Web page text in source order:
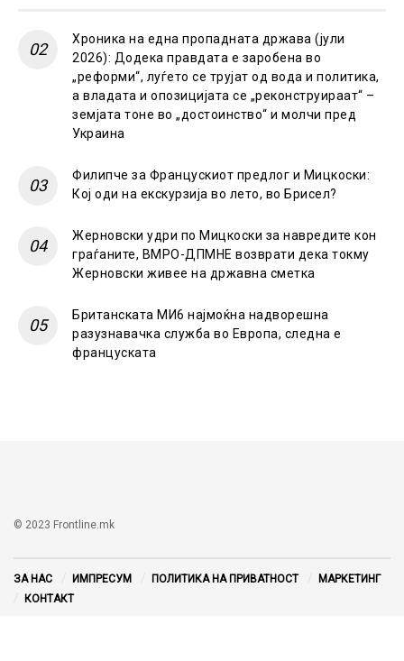
Хроника на една пропадната држава (јули
2026): Додека правдата е заробена во
„реформи“, луѓето се трујат од вода и политика,
а владата и опозицијата се „реконструираат“ –
земјата тоне во „достоинство“ и молчи пред
Украина
Филипче за Францускиот предлог и Мицкоски:
Кој оди на екскурзија во лето, во Брисел?
Жерновски удри по Мицкоски за навредите кон
граѓаните, ВМРО-ДПМНЕ возврати дека токму
Жерновски живее на државна сметка
Британската МИ6 најмоќна надворешна
разузнавачка служба во Европа, следна е
француската
© 2023 Frontline.mk
ЗА НАС ИМПРЕСУМ ПОЛИТИКА НА ПРИВАТНОСТ
МАРКЕТИНГ
КОНТАКТ